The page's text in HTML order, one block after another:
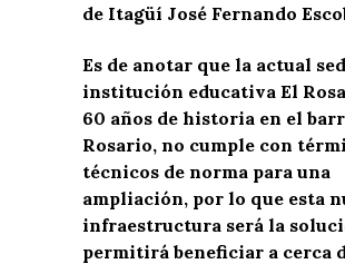
de Itagüí José Fernando
Es de anotar que la actual
institución educativa El
60 años de historia en el
Rosario, no cumple con
técnicos de norma para una
ampliación, por lo que esta
infraestructura será la
permitirá beneficiar a cerca